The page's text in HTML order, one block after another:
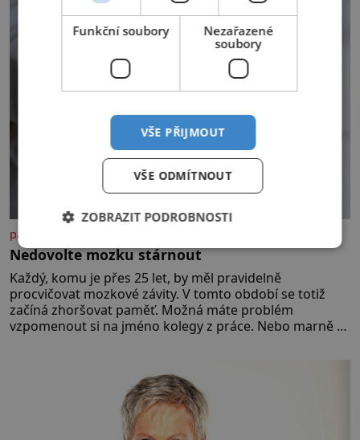
konče. Dokonce jsou tu i první
inkubátory. I s předčasně
narozenými dětmi! Novorozenci,
umístění ve zdejším zařízení, jsou
[…]
panidomu.cz
Nedovolte mozku stárnout
Každý, komu je přes 25 let, by měl pravidelně
procvičovat mozkové závity. V tomto období se totiž
začíná zhoršovat paměť. Možná máte problém
vzpomenout si na jméno kolegy z práce. Nebo marně v
rozhodla stávkovat. Cvičte
Funkční soubory
Nezařazené
soubory
VŠE PŘIJMOUT
VŠE ODMÍTNOUT
ZOBRAZIT PODROBNOSTI